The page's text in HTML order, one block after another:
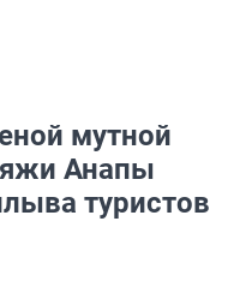
мутной
Анапы
туристов